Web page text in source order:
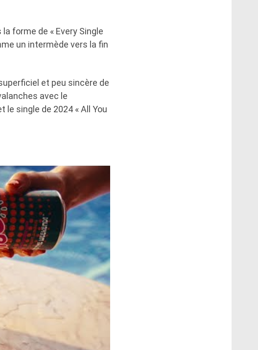
forme de « Every Single
un intermède vers la fin
et peu sincère de
avec le
le single de 2024 « All You